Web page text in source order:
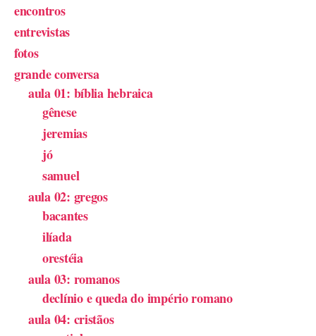
encontros
entrevistas
fotos
grande conversa
aula 01: bíblia hebraica
gênese
jeremias
jó
samuel
aula 02: gregos
bacantes
ilíada
orestéia
aula 03: romanos
declínio e queda do império romano
aula 04: cristãos